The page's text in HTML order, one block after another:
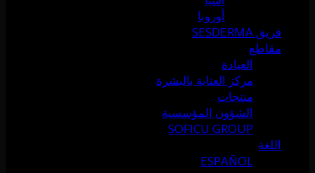
أوروبا
فريق SESDERMA
مقاطع
العيادة
مركز العناية بالبشرة
منتجات
الشؤون المؤسسية
SOFICU GROUP
اللغة
ESPAÑOL